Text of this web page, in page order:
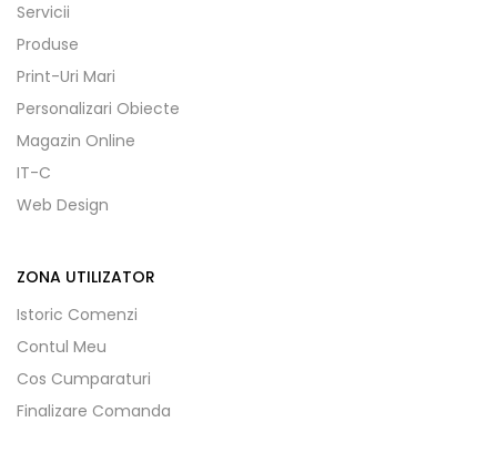
Servicii
Produse
Print-Uri Mari
Personalizari Obiecte
Magazin Online
IT-C
Web Design
ZONA UTILIZATOR
Istoric Comenzi
Contul Meu
Cos Cumparaturi
Finalizare Comanda